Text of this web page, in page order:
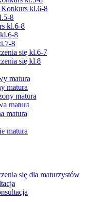
kl.6-8
8
kl.6-8
8
8
się kl.6-7
się kl.8
matura
matura
matura
matura
matura
matura
się dla maturzystów